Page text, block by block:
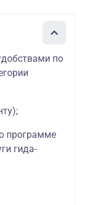
по
программе
гида-